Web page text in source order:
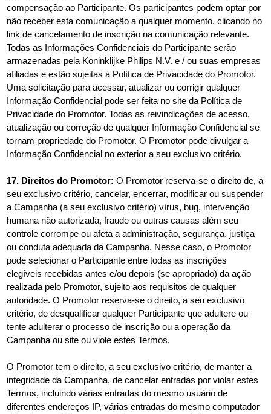
compensação ao Participante. Os participantes podem optar por
não receber esta comunicação a qualquer momento, clicando no
link de cancelamento de inscrição na comunicação relevante.
Todas as Informações Confidenciais do Participante serão
armazenadas pela Koninklijke Philips N.V. e / ou suas empresas
afiliadas e estão sujeitas à Política de Privacidade do Promotor.
Uma solicitação para acessar, atualizar ou corrigir qualquer
Informação Confidencial pode ser feita no site da Política de
Privacidade do Promotor. Todas as reivindicações de acesso,
atualização ou correção de qualquer Informação Confidencial se
tornam propriedade do Promotor. O Promotor pode divulgar a
Informação Confidencial no exterior a seu exclusivo critério.
17. Direitos do Promotor: O Promotor reserva-se o direito de, a
seu exclusivo critério, cancelar, encerrar, modificar ou suspender
a Campanha (a seu exclusivo critério) vírus, bug, intervenção
humana não autorizada, fraude ou outras causas além seu
controle corrompe ou afeta a administração, segurança, justiça
ou conduta adequada da Campanha. Nesse caso, o Promotor
pode selecionar o Participante entre todas as inscrições
elegíveis recebidas antes e/ou depois (se apropriado) da ação
realizada pelo Promotor, sujeito aos requisitos de qualquer
autoridade. O Promotor reserva-se o direito, a seu exclusivo
critério, de desqualificar qualquer Participante que adultere ou
tente adulterar o processo de inscrição ou a operação da
Campanha ou site ou viole estes Termos.
O Promotor tem o direito, a seu exclusivo critério, de manter a
integridade da Campanha, de cancelar entradas por violar estes
Termos, incluindo várias entradas do mesmo usuário de
diferentes endereços IP, várias entradas do mesmo computador